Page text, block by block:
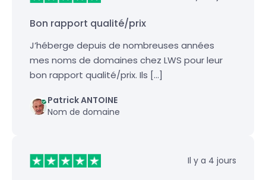
Bon rapport qualité/prix
J’héberge depuis de nombreuses années
mes noms de domaines chez LWS pour leur
bon rapport qualité/prix. Ils […]
Patrick ANTOINE
Nom de domaine
Il y a 4 jours